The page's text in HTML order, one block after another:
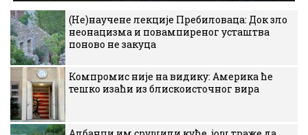
(Не)научене лекције Пребиловаца: Док зло
неонацизма и повампиреног усташтва
поново не закуца
Компромис није на видику: Америка ће
тешко изаћи из блискоисточног вира